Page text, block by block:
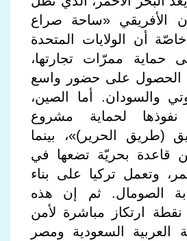
الأفريقي «ساحة صراع
أن الولايات المتحدة
حماية ممرّات تجارتها،
الحصول على حضور واسع
والسودان. أما الصين،
نفوذها لحماية مشروع
(طريق الحرير)»، بينما
قاعدة بحريّة تضعها في
وتعمل تركيا على بناء
الصومال. ثم إن هذه
ارتكاز مباشرة لأمن
السعودية ومصر